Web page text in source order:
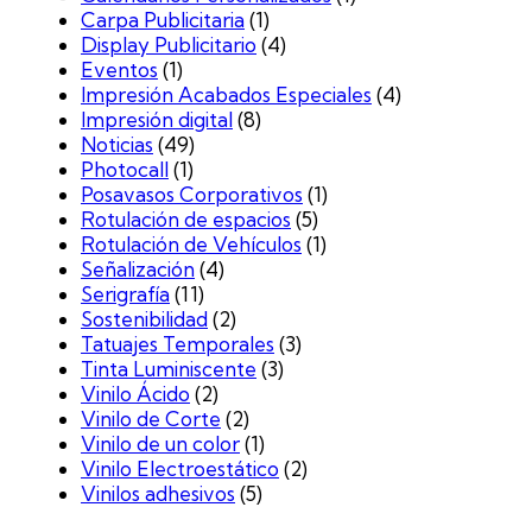
Carpa Publicitaria(1)
Display Publicitario (4)
Eventos (1)
Impresión Acabados Especiales (4)
Impresión digital(8)
Noticias (49)
Photocall(1)
Posavasos Corporativos (1)
Rotulación de espacios (5)
Rotulación de Vehículos (1)
Señalización(4)
Serigrafía(11)
Sostenibilidad(2)
Tatuajes Temporales (3)
Tinta Luminiscente (3)
Vinilo Ácido (2)
Vinilo de Corte (2)
Vinilo de un color(1)
Vinilo Electroestático (2)
Vinilos adhesivos (5)